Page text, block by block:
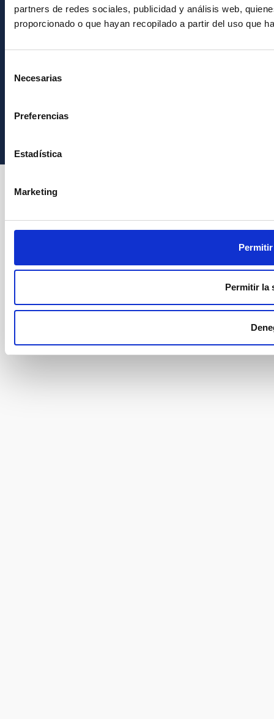
partners de redes sociales, publicidad y análisis web,
proporcionado o que hayan recopilado a partir del uso que
Necesarias
Preferencias
Estadística
Marketing
Permitir la